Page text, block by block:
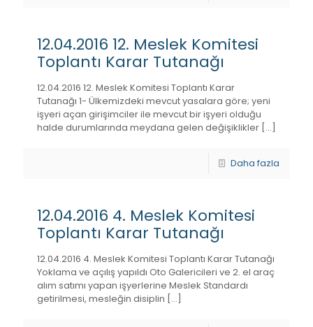
12.04.2016 12. Meslek Komitesi
Toplantı Karar Tutanağı
12.04.2016 12. Meslek Komitesi Toplantı Karar
Tutanağı 1- Ülkemizdeki mevcut yasalara göre; yeni
işyeri açan girişimciler ile mevcut bir işyeri olduğu
halde durumlarında meydana gelen değişiklikler […]
Daha fazla
12.04.2016 4. Meslek Komitesi
Toplantı Karar Tutanağı
12.04.2016 4. Meslek Komitesi Toplantı Karar Tutanağı
Yoklama ve açılış yapıldı Oto Galericileri ve 2. el araç
alım satımı yapan işyerlerine Meslek Standardı
getirilmesi, mesleğin disiplin […]